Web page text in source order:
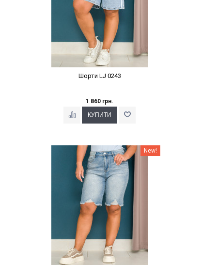
Шорти LJ 0243
1 860 грн.
Наклейки Варіант з % New!